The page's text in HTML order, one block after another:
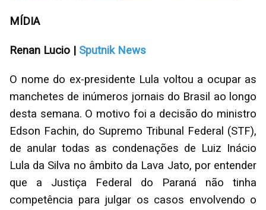
MÍDIA
Renan Lucio | Sputnik News
O nome do ex-presidente Lula voltou a ocupar as
manchetes de inúmeros jornais do Brasil ao longo
desta semana. O motivo foi a decisão do ministro
Edson Fachin, do Supremo Tribunal Federal (STF),
de anular todas as condenações de Luiz Inácio
Lula da Silva no âmbito da Lava Jato, por entender
que a Justiça Federal do Paraná não tinha
competência para julgar os casos envolvendo o